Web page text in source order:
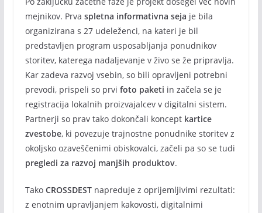
mejnikov. Prva spletna informativna seja je bila
organizirana s 27 udeleženci, na kateri je bil
predstavljen program usposabljanja ponudnikov
storitev, katerega nadaljevanje v živo se že pripravlja.
Kar zadeva razvoj vsebin, so bili opravljeni potrebni
prevodi, prispeli so prvi foto paketi in začela se je
registracija lokalnih proizvajalcev v digitalni sistem.
Partnerji so prav tako dokončali koncept kartice
zvestobe, ki povezuje trajnostne ponudnike storitev z
okoljsko ozaveščenimi obiskovalci, začeli pa so se tudi
pregledi za razvoj manjših produktov.
Tako CROSSDESTnapreduje z oprijemljivimi rezultati:
z enotnim upravljanjem kakovosti, digitalnimi